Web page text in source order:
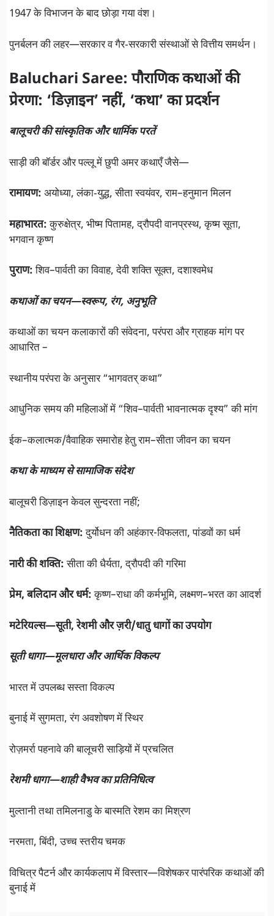
1947 के विभाजन के बाद छोड़ा गया वंश।
पुनर्बलन की लहर—सरकार व गैर‑सरकारी संस्थाओं से वित्तीय समर्थन।
Baluchari Saree: पौराणिक कथाओं की
प्रेरणा: ‘डिज़ाइन’ नहीं, ‘कथा’ का प्रदर्शन
बालूचरी की सांस्कृतिक और धार्मिक परतें
साड़ी की बॉर्डर और पल्लू में छुपी अमर कथाएँ जैसे—
रामायण: अयोध्या, लंका‑युद्ध, सीता स्वयंवर, राम–हनुमान मिलन
महाभारत:कुरुक्षेत्र, भीष्म पितामह, द्रौपदी वानप्रस्थ, कृष्म सूता,
भगवान कृष्ण
पुराण:शिव–पार्वती का विवाह, देवी शक्ति सूक्त, दशाश्वमेध
कथाओं का चयन—स्वरूप, रंग, अनुभूति
कथाओं का चयन कलाकारों की संवेदना, परंपरा और ग्राहक मांग पर
आधारित –
स्थानीय परंपरा के अनुसार “भागवतर् कथा”
आधुनिक समय की महिलाओं में “शिव–पार्वती भावनात्मक दृश्य” की मांग
ईक–कलात्मक/वैवाहिक समारोह हेतु राम–सीता जीवन का चयन
कथा के माध्यम से सामाजिक संदेश
बालूचरी डिज़ाइन केवल सुन्दरता नहीं;
नैतिकता का शिक्षण:दुर्योधन की अहंकार-विफलता, पांडवों का धर्म
नारी की शक्ति:सीता की धैर्यता, द्रौपदी की गरिमा
प्रेम, बलिदान और धर्म:कृष्ण–राधा की कर्मभूमि, लक्ष्मण–भरत का आदर्श
मटेरियल्स—सूती, रेशमी और ज़री/धातु धागों का उपयोग
सूती धागा—मूलधारा और आर्थिक विकल्प
भारत में उपलब्ध सस्ता विकल्प
बुनाई में सुगमता, रंग अवशोषण में स्थिर
रोज़मर्रा पहनावे की बालूचरी साड़ियों में प्रचलित
रेशमी धागा—शाही वैभव का प्रतिनिधित्व
मुल्तानी तथा तमिलनाडु के बास्मति रेशम का मिश्रण
नरमता, बिंदी, उच्च स्तरीय चमक
विचित्र पैटर्न और कार्यकलाप में विस्तार—विशेषकर पारंपरिक कथाओं की
बुनाई में